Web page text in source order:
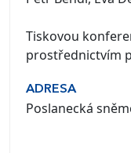
Tiskovou
prostřednictvím
ADRESA
Poslanecká